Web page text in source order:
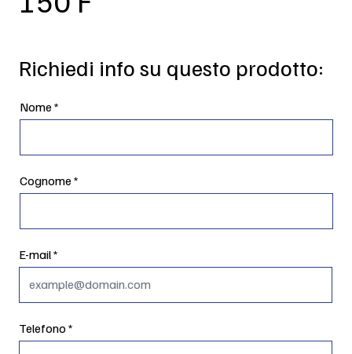
Richiedi info su questo prodotto:
Nome
Cognome
E-mail
Telefono